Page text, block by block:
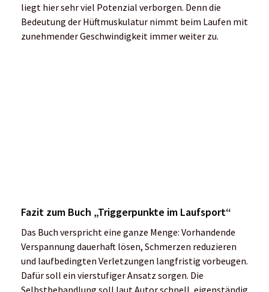
liegt hier sehr viel Potenzial verborgen. Denn die
Bedeutung der Hüftmuskulatur nimmt beim Laufen mit
zunehmender Geschwindigkeit immer weiter zu.
angefangen und sind durchaus angetan von dem
Konzept. Die Lektüre ist teilweise recht anspruchsvoll,
aber es lohnt sich. Es werden am Rand immer wieder
Merksätze und Hinweise mitgegeben, die sehr hilfreich
sind. Die Übungen sind gut erklärt und es gibt viele
Bilder und Videoanleitungen für die korrekte